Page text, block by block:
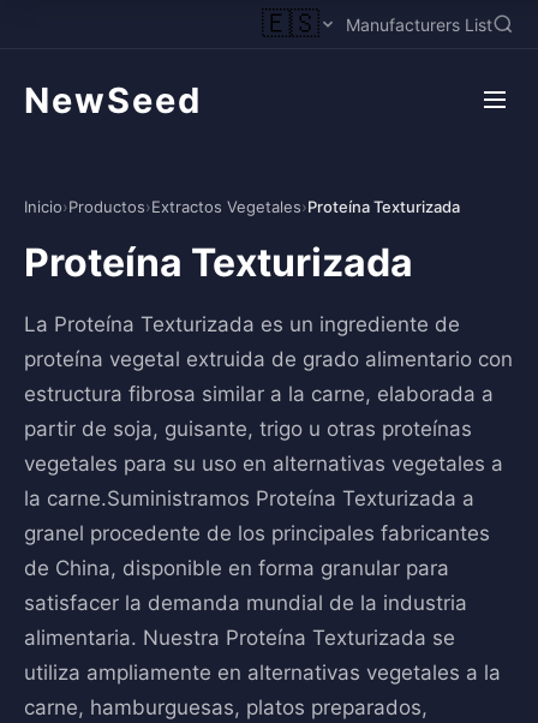
🇪🇸 Manufacturers List
NewSeed
Inicio›Productos›Extractos Vegetales›Proteína Texturizada
Proteína Texturizada
La Proteína Texturizada es un ingrediente de
proteína vegetal extruida de grado alimentario con
estructura fibrosa similar a la carne, elaborada a
partir de soja, guisante, trigo u otras proteínas
vegetales para su uso en alternativas vegetales a
la carne.Suministramos Proteína Texturizada a
granel procedente de los principales fabricantes
de China, disponible en forma granular para
satisfacer la demanda mundial de la industria
alimentaria. Nuestra Proteína Texturizada se
utiliza ampliamente en alternativas vegetales a la
carne, hamburguesas, platos preparados,